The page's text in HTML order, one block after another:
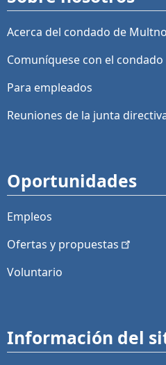
Acerca del condado de
Comuníquese con el condado
Para empleados
Reuniones de la junta
Oportunidades
Empleos
Ofertas y propuestas
Voluntario
Información del